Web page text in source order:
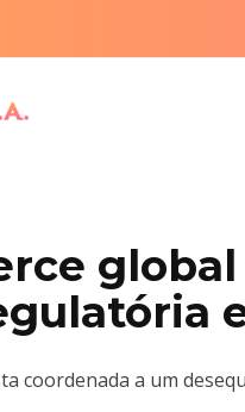
coordenada a um